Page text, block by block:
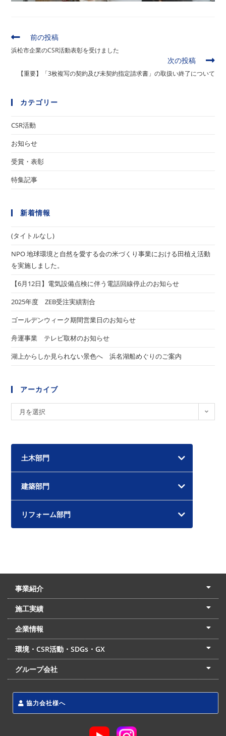
そ
の
他
読
前の投稿
浜松市企業のCSR活動表彰を受けました
次の投稿
【重要】「3枚複写の契約及び未契約指定請求書」の取扱い終了について
カテゴリー
CSR活動
お知らせ
受賞・表彰
特集記事
新着情報
(タイトルなし)
NPO 地球環境と自然を愛する会の米づくり事業における田植え活動
を実施しました。
【6月12日】電気設備点検に伴う電話回線停止のお知らせ
2025年度 ZEB受注実績割合
ゴールデンウィーク期間営業日のお知らせ
舟運事業 テレビ取材のお知らせ
湖上からしか見られない景色へ 浜名湖船めぐりのご案内
アーカイブ
ー
イ
月を選択
土木部門
建築部門
リフォーム部門
事業紹介
土木本部
建築本部
PPP・PFI
リフォーム・リノベーション
中村建設の家
施工実績
土木部門
建築部門
リフォーム部門
住宅部門
名古屋支店
東京支店
企業情報
会社概要
経営理念
沿革
リクルート
最新情報
お問合せ
環境・CSR活動・SDGs・GX
LSS流動化処理工法
CSR・SDGs・GX
発電事業
次世代ZEBオフィス
グループ会社
協力会社様へ